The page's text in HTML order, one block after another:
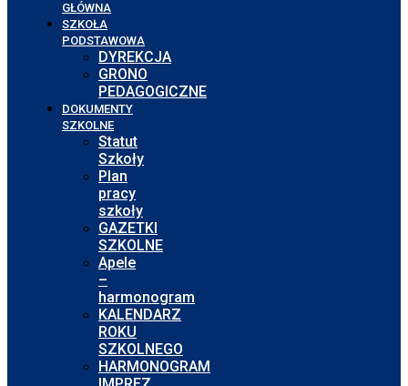
GŁÓWNA
SZKOŁA
PODSTAWOWA
DYREKCJA
GRONO
PEDAGOGICZNE
DOKUMENTY
SZKOLNE
Statut
Szkoły
Plan
pracy
szkoły
GAZETKI
SZKOLNE
Apele
–
harmonogram
KALENDARZ
ROKU
SZKOLNEGO
HARMONOGRAM